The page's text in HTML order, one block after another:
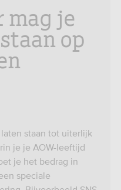
mag je
op
staan tot uiterlijk
je je AOW-leeftijd
je het bedrag in
speciale